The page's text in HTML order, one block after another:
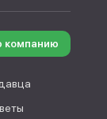
компанию